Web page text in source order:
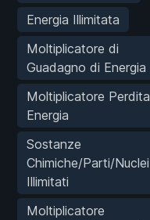
Energia Illimitata
Moltiplicatore di
Guadagno di Energia
Moltiplicatore Perdita
Energia
Sostanze
Chimiche/Parti/Nuclei
Illimitati
Moltiplicatore